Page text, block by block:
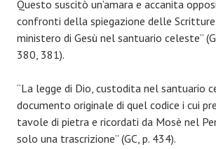
Questo suscitò un’amara e accanita
confronti della spiegazione delle
ministero di Gesù nel santuario celeste”
380, 381).
“La legge di Dio, custodita nel santuario
documento originale di quel codice i cui
tavole di pietra e ricordati da Mosè nel
solo una trascrizione” (GC, p. 434).